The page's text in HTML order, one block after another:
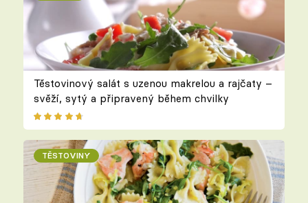
Těstovinový salát s uzenou makrelou a rajčaty –
svěží, sytý a připravený během chvilky
TĚSTOVINY